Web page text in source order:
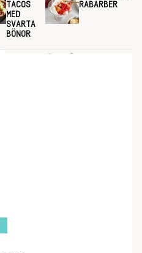
TACOS
MED
SVARTA
BÖNOR
RABARBER